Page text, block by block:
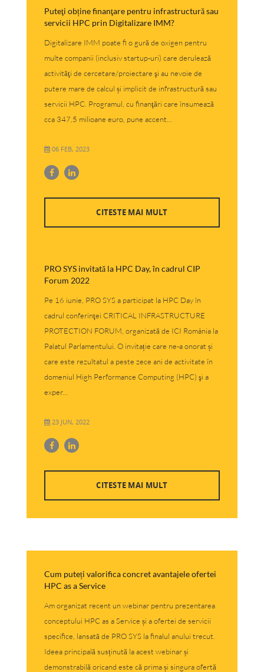
Puteţi obține finanţare pentru infrastructură sau
servicii HPC prin Digitalizare IMM?
Digitalizare IMM poate fi o gură de oxigen pentru
multe companii (inclusiv startup-uri) care derulează
activităţi de cercetare/proiectare şi au nevoie de
putere mare de calcul și implicit de infrastructură sau
servicii HPC. Programul, cu finanţări care însumează
cca 347,5 milioane euro, pune accent...
06 FEB, 2023
CITESTE MAI MULT
PRO SYS invitată la HPC Day, în cadrul CIP
Forum 2022
Pe 16 iunie, PRO SYS a participat la HPC Day în
cadrul conferinţei CRITICAL INFRASTRUCTURE
PROTECTION FORUM, organizată de ICI România la
Palatul Parlamentului. O invitație care ne-a onorat și
care este rezultatul a peste zece ani de activitate în
domeniul High Performance Computing (HPC) şi a
exper...
23 JUN, 2022
CITESTE MAI MULT
Cum puteți valorifica concret avantajele ofertei
HPC as a Service
Am organizat recent un webinar pentru prezentarea
conceptului HPC as a Service și a ofertei de servicii
specifice, lansată de PRO SYS la finalul anului trecut.
Ideea principală susținută la acest webinar și
demonstrabilă oricand este că prima și singura ofertă